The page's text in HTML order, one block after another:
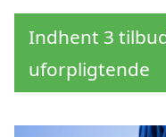
Indhent 3
uforpligtende